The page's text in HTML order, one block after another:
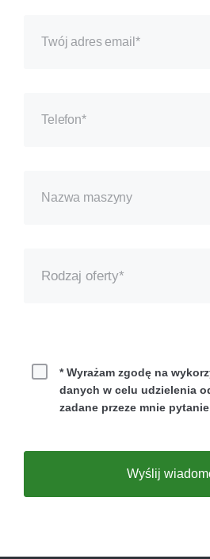
Rodzaj oferty*
Leasing
Wynajem
* Wyrażam zgodę na
danych w celu udzielenia
zadane przeze mnie
Wyślij